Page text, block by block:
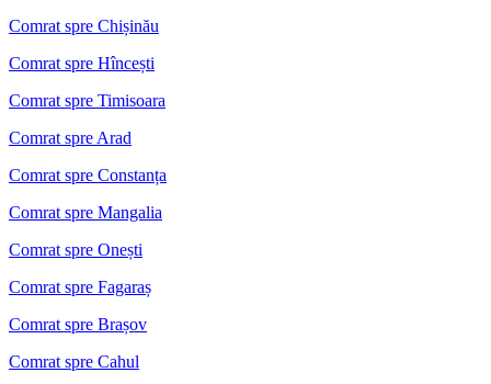
Comrat spre Chișinău
Comrat spre Hîncești
Comrat spre Timisoara
Comrat spre Arad
Comrat spre Constanța
Comrat spre Mangalia
Comrat spre Onești
Comrat spre Fagaraș
Comrat spre Brașov
Comrat spre Cahul